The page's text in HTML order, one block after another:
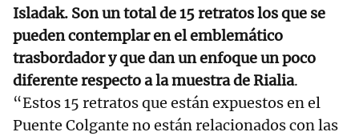
Isladak. Son un total de 15 retratos los que se
pueden contemplar en el emblemático
trasbordador y que dan un enfoque un poco
diferente respecto a la muestra de Rialia.
“Estos 15 retratos que están expuestos en el
Puente Colgante no están relacionados con las